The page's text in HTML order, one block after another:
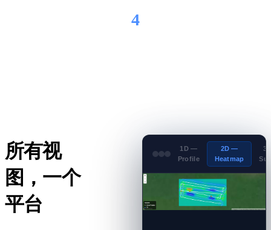
4
所有视
图，一个
平台
1D —
Profile
2D —
Heatmap